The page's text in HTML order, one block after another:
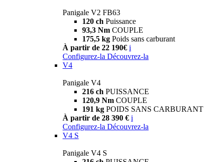
Panigale V2 FB63
120 ch Puissance
93,3 Nm COUPLE
175,5 kg Poids sans carburant
À partir de 22 190€ i
Configurez-la Découvrez-la
V4
Panigale V4
216 ch PUISSANCE
120,9 Nm COUPLE
191 kg POIDS SANS CARBURANT
À partir de 28 390 € i
Configurez-la Découvrez-la
V4 S
Panigale V4 S